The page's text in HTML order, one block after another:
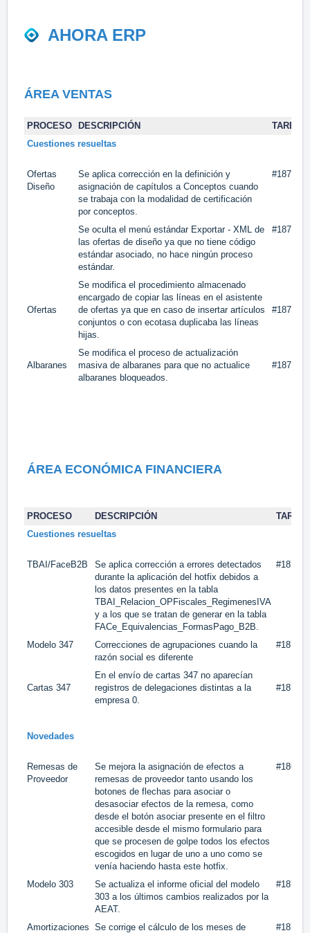
AHORA ERP
ÁREA VENTAS
PROCESO DESCRIPCIÓN
TAREA
Cuestiones resueltas
Ofertas
Diseño
Se aplica corrección en la definición y
asignación de capítulos a Conceptos cuando
se trabaja con la modalidad de certificación
por conceptos.
#18740
Se oculta el menú estándar Exportar - XML de
las ofertas de diseño ya que no tiene código
estándar asociado, no hace ningún proceso
estándar.
#18739
Ofertas
Se modifica el procedimiento almacenado
encargado de copiar las líneas en el asistente
de ofertas ya que en caso de insertar artículos
conjuntos o con ecotasa duplicaba las líneas
hijas.
#18762
Albaranes
Se modifica el proceso de actualización
masiva de albaranes para que no actualice
albaranes bloqueados.
#18757
ÁREA ECONÓMICA FINANCIERA
PROCESO DESCRIPCIÓN
TAREA
Cuestiones resueltas
TBAI/FaceB2B
Se aplica corrección a errores detectados
durante la aplicación del hotfix debidos a
los datos presentes en la tabla
TBAI_Relacion_OPFiscales_RegimenesIVA
y a los que se tratan de generar en la tabla
FACe_Equivalencias‎_FormasPago_B2B.
#18744
Modelo 347
Correcciones de agrupaciones cuando la
razón social es diferente
#18774
Cartas 347
En el envío de cartas 347 no aparecían
registros de delegaciones distintas a la
empresa 0.
#18769
Novedades
Remesas de
Proveedor
Se mejora la asignación de efectos a
remesas de proveedor tanto usando los
botones de flechas para asociar o
desasociar efectos de la remesa, como
desde el botón asociar presente en el filtro
accesible desde el mismo formulario para
que se procesen de golpe todos los efectos
escogidos en lugar de uno a uno como se
venía haciendo hasta este hotfix.
#18679
Modelo 303
Se actualiza el informe oficial del modelo
303 a los últimos cambios realizados por la
AEAT.
#18764
Amortizaciones Se corrige el cálculo de los meses de #18742